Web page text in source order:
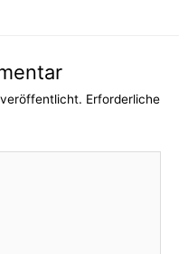
Erforderliche